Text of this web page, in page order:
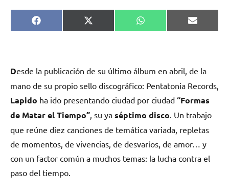
Compartir
en
Facebook
Compartir
en
X
(Twitter)
Compartir
en
WhatsApp
en
Email
Desde la publicación de su último álbum en abril, de la
mano de su propio sello discográfico: Pentatonia Records,
Lapido ha ido presentando ciudad por ciudad “Formas
de Matar el Tiempo” , su ya séptimo disco . Un trabajo
que reúne diez canciones de temática variada, repletas
de momentos, de vivencias, de desvaríos, de amor… y
con un factor común a muchos temas: la lucha contra el
paso del tiempo.